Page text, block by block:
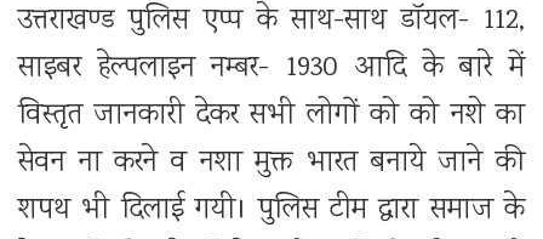
उत्तराखण्ड पुलिस एप्प के साथ-साथ डॉयल- 112,
साइबर हेल्पलाइन नम्बर- 1930 आदि के बारे में
विस्तृत जानकारी देकर सभी लोगों को को नशे का
सेवन ना करने व नशा मुक्त भारत बनाये जाने की
शपथ भी दिलाई गयी। पुलिस टीम द्वारा समाज के